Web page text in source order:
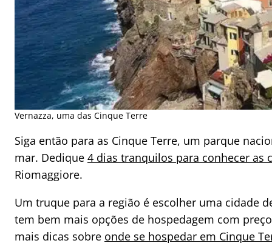
Vernazza, uma das Cinque Terre
Siga então para as Cinque Terre, um parque
mar. Dedique 4 dias tranquilos para conhecer as
Riomaggiore.
Um truque para a região é escolher uma cidade
tem bem mais opções de hospedagem com
mais dicas sobre onde se hospedar em Cinque